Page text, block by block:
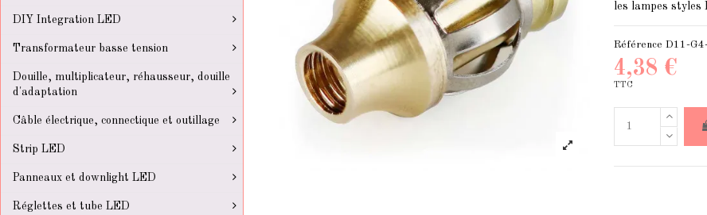
les lampes styles
Référence D11-
4,38 €
TTC
DIY Integration LED
Transformateur basse tension
Douille, multiplicateur, réhausseur, douille
d'adaptation
Câble électrique, connectique et outillage
Strip LED
Panneaux et downlight LED
Réglettes et tube LED